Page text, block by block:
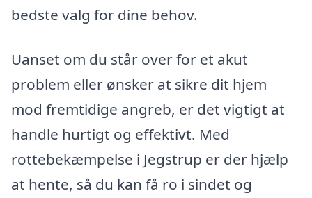
bedste valg for dine behov.
Uanset om du står over for et akut
problem eller ønsker at sikre dit hjem
mod fremtidige angreb, er det vigtigt at
handle hurtigt og effektivt. Med
rottebekæmpelse i Jegstrup er der hjælp
at hente, så du kan få ro i sindet og